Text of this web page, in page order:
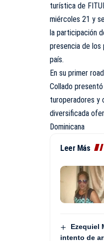
turística de
miércoles 21 y
la participación
presencia de los
país.
En su primer
Collado
turoperadores y
diversificada
Dominicana
Leer Más
Ezequiel
intento de